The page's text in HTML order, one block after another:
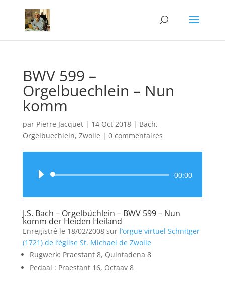
BWV 599 –
Orgelbuechlein – Nun
komm
par Pierre Jacquet| 14 Oct 2018| Bach,
Orgelbuechlein, Zwolle | 0 commentaires
Lecteur
00:00
J.S. Bach – Orgelbüchlein – BWV 599 – Nun
komm der Heiden Heiland
Enregistré le 18/02/2008 sur l’orgue virtuel Schnitger
(1721) de l’église St. Michael de Zwolle
Rugwerk: Praestant 8, Quintadena 8
Pedaal : Praestant 16, Octaav 8